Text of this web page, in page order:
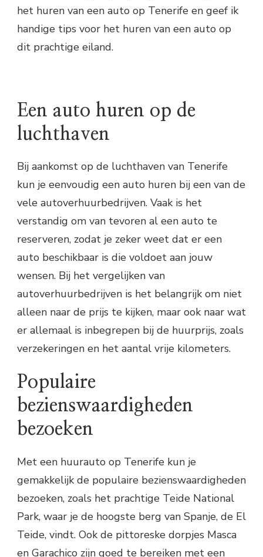
het huren van een auto op Tenerife en geef ik
handige tips voor het huren van een auto op
dit prachtige eiland.
Een auto huren op de
luchthaven
Bij aankomst op de luchthaven van Tenerife
kun je eenvoudig een auto huren bij een van de
vele autoverhuurbedrijven. Vaak is het
verstandig om van tevoren al een auto te
reserveren, zodat je zeker weet dat er een
auto beschikbaar is die voldoet aan jouw
wensen. Bij het vergelijken van
autoverhuurbedrijven is het belangrijk om niet
alleen naar de prijs te kijken, maar ook naar wat
er allemaal is inbegrepen bij de huurprijs, zoals
verzekeringen en het aantal vrije kilometers.
Populaire
bezienswaardigheden
bezoeken
Met een huurauto op Tenerife kun je
gemakkelijk de populaire bezienswaardigheden
bezoeken, zoals het prachtige Teide National
Park, waar je de hoogste berg van Spanje, de El
Teide, vindt. Ook de pittoreske dorpjes Masca
en Garachico zijn goed te bereiken met een